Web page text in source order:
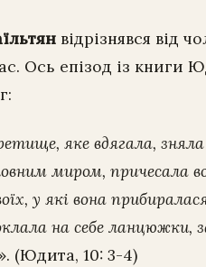
відрізнявся від
Ось епізод із книги
яке вдягала,
миром, причесала
у які вона
на себе ланцюжки,
». (Юдита, 10: 3-4)